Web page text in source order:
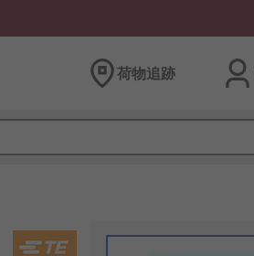
荷物追跡